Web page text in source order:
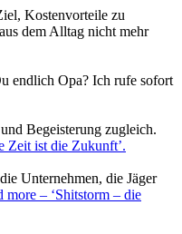
Kostenvorteile zu
dem Alltag nicht mehr
endlich Opa? Ich rufe sofort
Begeisterung zugleich.
Zeit ist die Zukunft’.
Unternehmen, die Jäger
more – ‘Shitstorm – die